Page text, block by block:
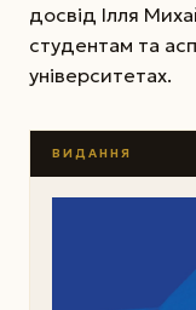
досвід Ілля
студентам та
університетах.
ВИДАННЯ